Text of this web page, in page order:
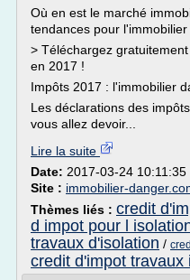
Où en est le marché
tendances pour
> Téléchargez
en 2017 !
Impôts 2017 : l'immobilier
Les déclarations des
vous allez devoir...
Lire la suite
Date: 2017-03-24 10:11:35
Site : immobilier-
Thèmes liés : credit
d impot pour l
travaux d'isolation /
credit d'impot travaux